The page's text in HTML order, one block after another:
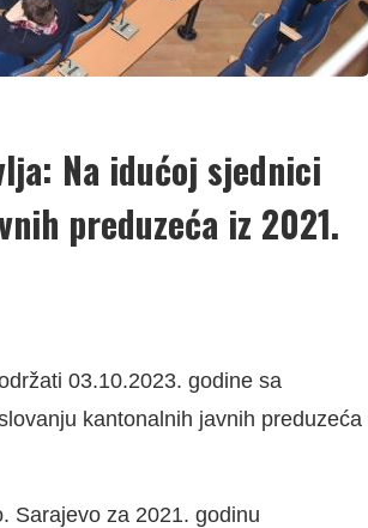
Na idućoj sjednici
preduzeća iz 2021.
03.10.2023. godine sa
kantonalnih javnih preduzeća
Sarajevo za 2021. godinu